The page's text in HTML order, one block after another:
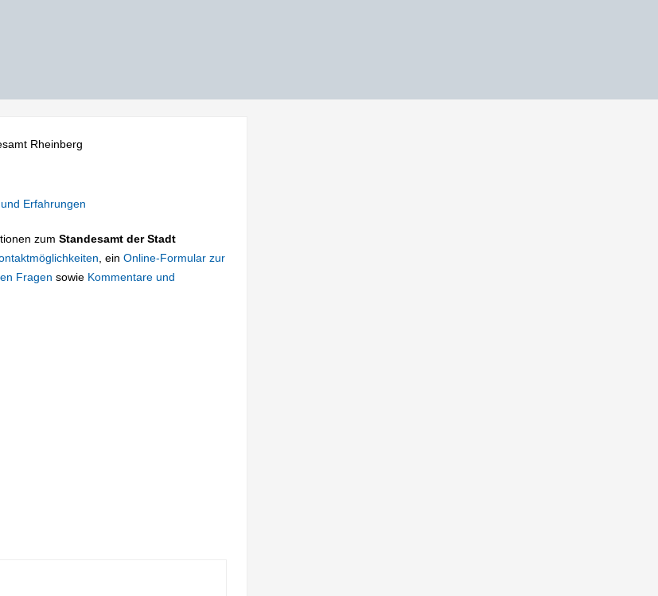
Rheinberg
Erfahrungen
zum Standesamt der Stadt
, ein Online-Formular zur
Fragen sowie Kommentare und